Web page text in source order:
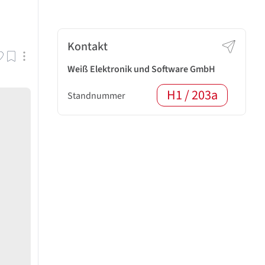
Kontakt
Weiß Elektronik und Software GmbH
Standnummer H1 / 203a